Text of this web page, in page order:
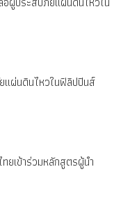
แผ่นดินไหวในฟิลิปปินส์
ยเข้าร่วมหลักสูตรผู้นำ